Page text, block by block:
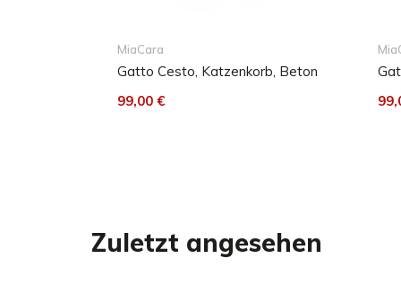
MiaCara
Gatto Cesto, Katzenkorb, Beton
99,00 €
Zuletzt angesehen